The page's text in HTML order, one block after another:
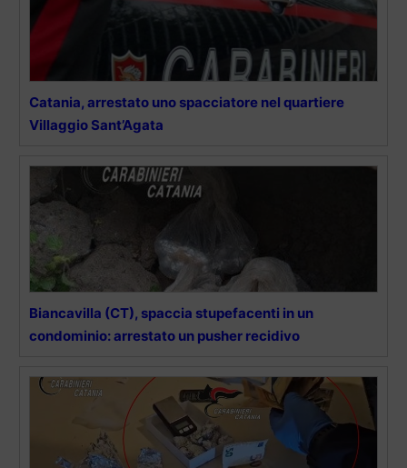
Catania, arrestato uno spacciatore nel quartiere
Villaggio Sant’Agata
Biancavilla (CT), spaccia stupefacenti in un
condominio: arrestato un pusher recidivo